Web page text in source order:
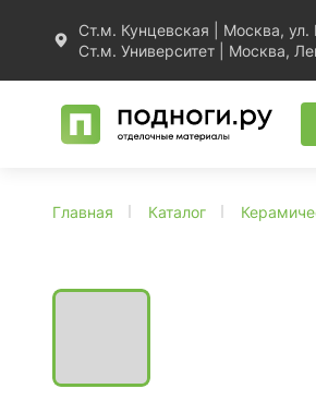
Ст.м. Кунцевская | Москва,
Ст.м. Университет | Москва,
Главная Каталог